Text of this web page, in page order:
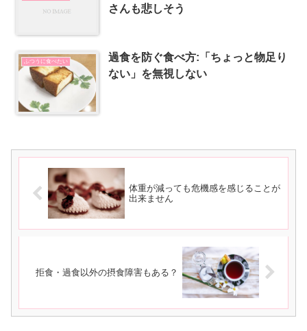
さんも悲しそう
ふつうに食べたい
過食を防ぐ食べ方:「ちょっと物足り
ない」を無視しない
体重が減っても危機感を感じることが
出来ません
拒食・過食以外の摂食障害もある？